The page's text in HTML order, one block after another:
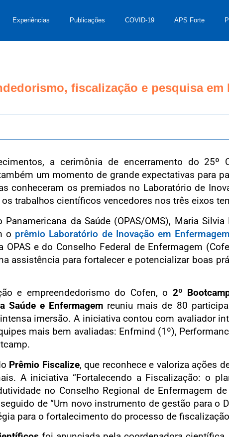
Experiências Publicações COVID-19 APS Forte
fiscalização e pesquisa em
a cerimônia de encerramento do 25º
um momento de grande expectativas para
conheceram os premiados no Laboratório de
trabalhos científicos vencedores nos três eixos
da Saúde (OPAS/OMS), Maria
o prêmio Laboratório de Inovação em
e do Conselho Federal de Enfermagem
assistência para fortalecer e potencializar boas
e empreendedorismo do Cofen, o 2º
Saúde e Enfermagem reuniu mais de 80
imersão. A iniciativa contou com avaliador
mais bem avaliadas: Enfmind (1º),
Prêmio Fiscalize, que reconhece e valoriza ações
A iniciativa “Fortalecendo a Fiscalização: o
no Conselho Regional de Enfermagem
de “Um novo instrumento de gestão para o
para o fortalecimento do processo de